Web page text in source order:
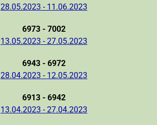
28.05.2023 - 11.06.2023
6973 - 7002
13.05.2023 - 27.05.2023
6943 - 6972
28.04.2023 - 12.05.2023
6913 - 6942
13.04.2023 - 27.04.2023